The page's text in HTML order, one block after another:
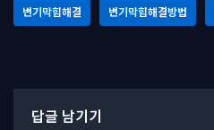
변기막힘해결 변기막힘해결방법
답글 남기기